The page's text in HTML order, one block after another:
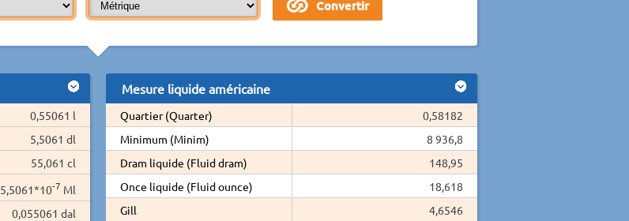
0,55061 l
5,5061 dl
55,061 cl
5,5061*10-7 Ml
0,055061 dal
Mesure liquide américaine
Quartier (Quarter)
0,58182
Minimum (Minim)
8 936,8
Dram liquide (Fluid dram)
148,95
Once liquide (Fluid ounce)
18,618
Gill
4,6546